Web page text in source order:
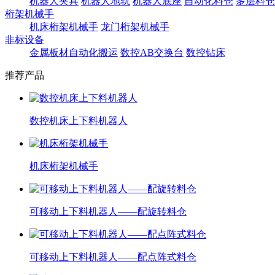
桁架机械手
机床桁架机械手 龙门桁架机械手
非标设备
金属板材自动化搬运 数控AB交换台 数控钻床
推荐产品
数控机床上下料机器人
机床桁架机械手
可移动上下料机器人——配旋转料仓
可移动上下料机器人——配点阵式料仓